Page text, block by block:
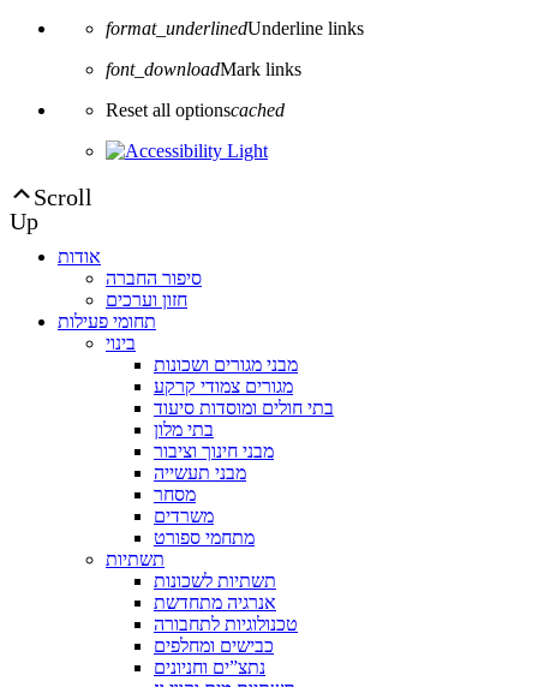
format_underlinedUnderline links
font_downloadMark links
Reset all optionscached
Scroll
Up
אודות
סיפור החברה
חזון וערכים
תחומי פעילות
בינוי
מבני מגורים ושכונות
מגורים צמודי קרקע
בתי חולים ומוסדות סיעוד
בתי מלון
מבני חינוך וציבור
מבני תעשייה
מסחר
משרדים
מתחמי ספורט
תשתיות
תשתיות לשכונות
אנרגיה מתחדשת
טכנולוגיות לתחבורה
כבישים ומחלפים
נתצ”ים וחניונים